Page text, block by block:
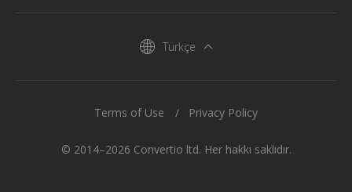
Türkçe
© 2014–2026 Convertio ltd. Her hakkı saklıdır.
Terms of Use Privacy Policy